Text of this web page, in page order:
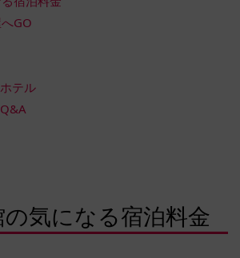
GO
テル
の気になる宿泊料金